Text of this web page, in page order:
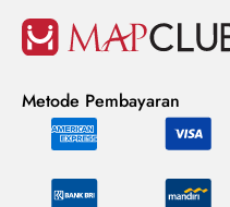
Metode Pembayaran